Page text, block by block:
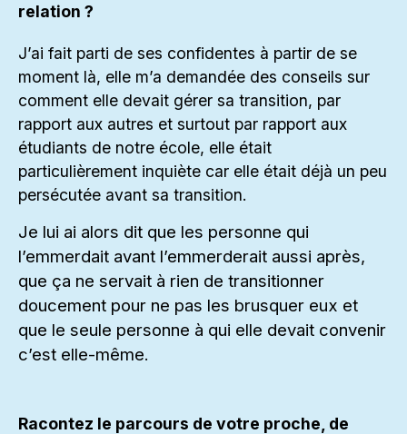
relation ?
J’ai fait parti de ses confidentes à partir de se
moment là, elle m’a demandée des conseils sur
comment elle devait gérer sa transition, par
rapport aux autres et surtout par rapport aux
étudiants de notre école, elle était
particulièrement inquiète car elle était déjà un peu
persécutée avant sa transition.
Je lui ai alors dit que les personne qui
l’emmerdait avant l’emmerderait aussi après,
que ça ne servait à rien de transitionner
doucement pour ne pas les brusquer eux et
que le seule personne à qui elle devait convenir
c’est elle-même.
Racontez le parcours de votre proche, de